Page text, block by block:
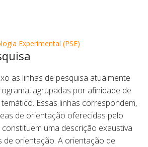
Experimental (PSE)
as linhas de pesquisa atualmente
agrupadas por afinidade de
Essas linhas correspondem,
de orientação oferecidas pelo
uma descrição exaustiva
de orientação. A orientação de